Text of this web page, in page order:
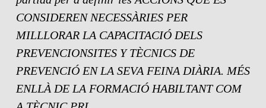
CONSIDEREN NECESSÀRIES PER
MILLLORAR LA CAPACITACIÓ DELS
PREVENCIONSITES Y TÈCNICS DE
PREVENCIÓ EN LA SEVA FEINA DIÀRIA. MÉS
ENLLÀ DE LA FORMACIÓ HABILTANT COM